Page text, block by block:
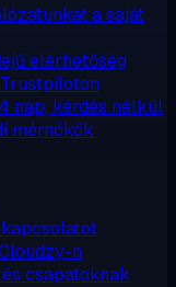
a saját
elérhetőség
nap, kérdés nélkül
mérnökök
n
csapatoknak